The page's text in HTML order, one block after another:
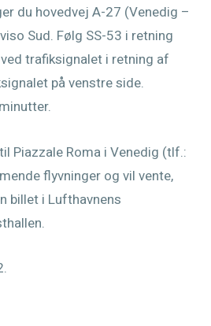
du hovedvej A-27 (Venedig –
Sud. Følg SS-53 i retning
trafiksignalet i retning af
på venstre side.
Piazzale Roma i Venedig (tlf.:
flyvninger og vil vente,
billet i Lufthavnens